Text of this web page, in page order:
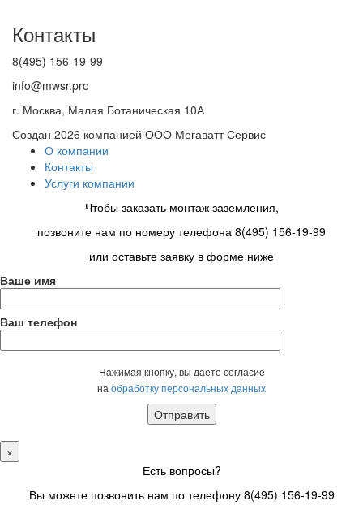
Контакты
8(495) 156-19-99
info@mwsr.pro
г. Москва, Малая Ботаническая 10А
Создан 2026 компанией ООО Мегаватт Сервис
О компании
Контакты
Услуги компании
Чтобы заказать монтаж заземления,
позвоните нам по номеру телефона 8(495) 156-19-99
или оставьте заявку в форме ниже
Ваше имя
Ваш телефон
Оставьте это поле пустым.Нажимая кнопку, вы даете согласие
на обработку персональных данных
×
Есть вопросы?
Вы можете позвонить нам по телефону 8(495) 156-19-99